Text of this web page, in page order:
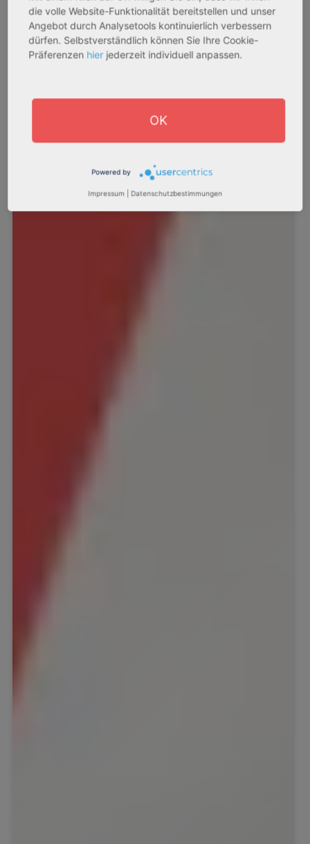
die volle Website-Funktionalität bereitstellen und unser
Angebot durch Analysetools kontinuierlich verbessern
dürfen. Selbstverständlich können Sie Ihre Cookie-
Präferenzen hier jederzeit individuell anpassen.
OK
Powered by
Impressum Datenschutzbestimmungen